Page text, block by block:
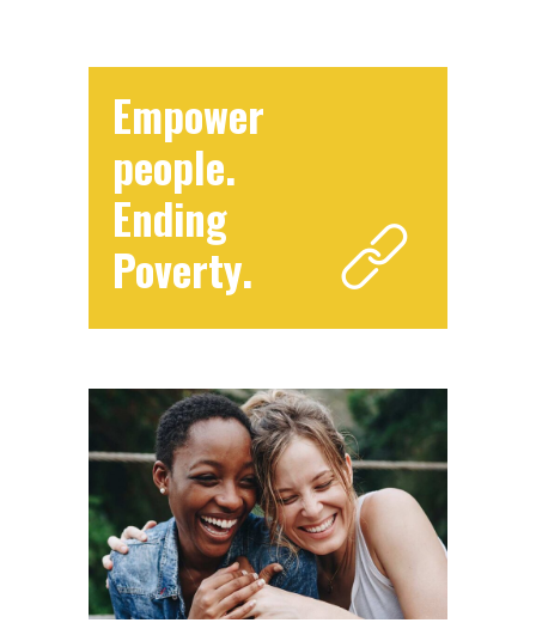
Empower
people.
Ending
Poverty.